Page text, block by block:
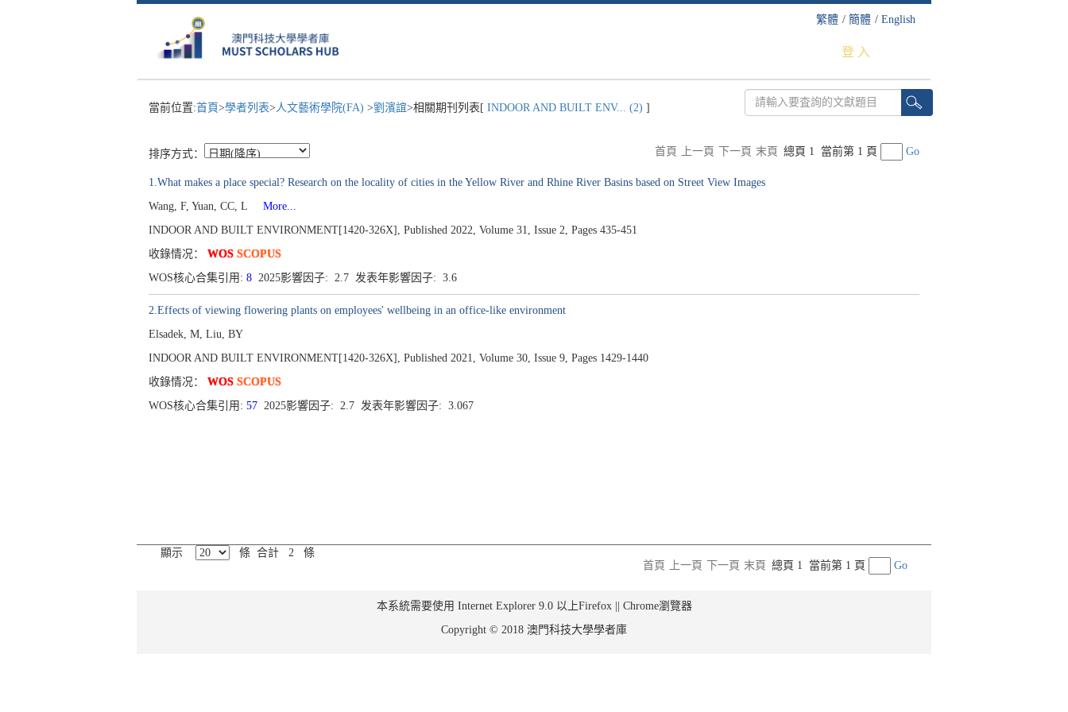
繁體 / 簡體 / English
登 入
當前位置:首頁>學者列表>人文藝術學院(FA) >劉濱誼>相關期刊列表[ INDOOR AND BUILT ENV... (2) ]
排序方式： 首頁 上一頁 下一頁 末頁 總頁 1 當前第 1 頁 Go
1.What makes a place special? Research on the locality of cities in the Yellow River and Rhine River Basins based on Street View Images
Wang, F, Yuan, CC, L
More...
INDOOR AND BUILT ENVIRONMENT[1420-326X], Published 2022, Volume 31, Issue 2, Pages 435-451
收錄情况： WOS SCOPUS
WOS核心合集引用: 8 2025影響因子: 2.7 发表年影響因子: 3.6
2.Effects of viewing flowering plants on employees' wellbeing in an office-like environment
Elsadek, M, Liu, BY
INDOOR AND BUILT ENVIRONMENT[1420-326X], Published 2021, Volume 30, Issue 9, Pages 1429-1440
收錄情况： WOS SCOPUS
WOS核心合集引用: 57 2025影響因子: 2.7 发表年影響因子: 3.067
顯示
條 合計 2 條
首頁
上一頁 下一頁 末頁 總頁 1 當前第 1 頁 Go
本系統需要使用 Internet Explorer 9.0 以上Firefox || Chrome瀏覽器
Copyright © 2018 澳門科技大學學者庫